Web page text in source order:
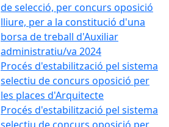
de selecció, per concurs oposició
lliure, per a la constitució d'una
borsa de treball d'Auxiliar
administratiu/va 2024
Procés d'estabilització pel sistema
selectiu de concurs oposició per
les places d'Arquitecte
Procés d'estabilització pel sistema